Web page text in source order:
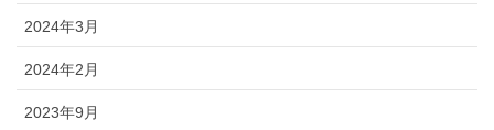
2024年3月
2024年2月
2023年9月